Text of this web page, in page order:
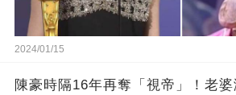
2024/01/15
陳豪時隔16年再奪「視帝」！老